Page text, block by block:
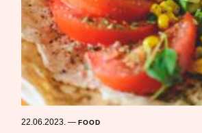
22.06.2023.—FOOD